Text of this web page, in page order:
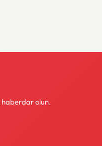
haberdar olun.